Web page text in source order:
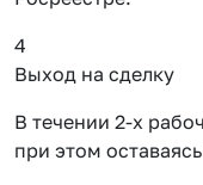
4
Выход на сделку
В течении 2-х
при этом